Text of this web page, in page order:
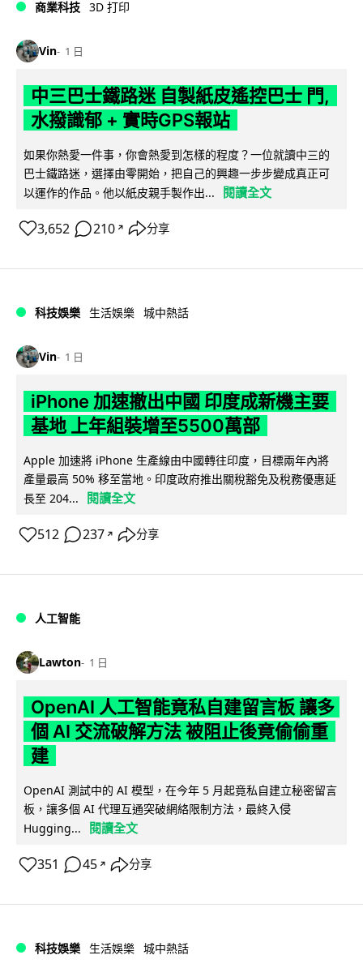
商業科技 3D 打印
Vin 1 日
中三巴士鐵路迷 自製紙皮遙控巴士 門,
水撥識郁 + 實時GPS報站
如果你熱愛一件事，你會熱愛到怎樣的程度？一位就讀中三的
巴士鐵路迷，選擇由零開始，把自己的興趣一步步變成真正可
以運作的作品。他以紙皮親手製作出...
閱讀全文
3,652 210 ↗ 分享
科技娛樂 生活娛樂 城中熱話
Vin 1 日
iPhone 加速撤出中國 印度成新機主要
基地 上年組裝增至5500萬部
Apple 加速將 iPhone 生產線由中國轉往印度，目標兩年內將
產量最高 50% 移至當地。印度政府推出關稅豁免及稅務優惠延
長至 204...
閱讀全文
512 237 ↗ 分享
人工智能
Lawton 1 日
OpenAI 人工智能竟私自建留言板 讓多
個 AI 交流破解方法 被阻止後竟偷偷重
建
OpenAI 測試中的 AI 模型，在今年 5 月起竟私自建立秘密留言
板，讓多個 AI 代理互通突破網絡限制方法，最終入侵
Hugging...
閱讀全文
351 45 ↗ 分享
科技娛樂 生活娛樂 城中熱話